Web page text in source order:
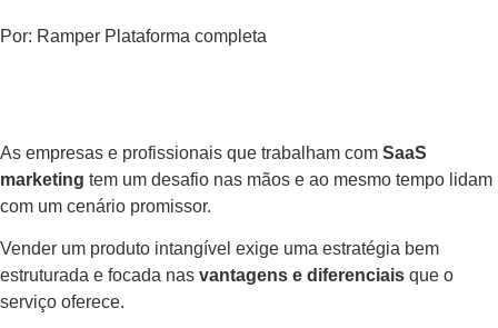
Por: Ramper Plataforma completa
As empresas e profissionais que trabalham com SaaS
marketing tem um desafio nas mãos e ao mesmo tempo lidam
com um cenário promissor.
Vender um produto intangível exige uma estratégia bem
estruturada e focada nas vantagens e diferenciais que o
serviço oferece.